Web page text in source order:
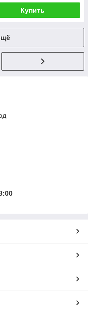
Купить